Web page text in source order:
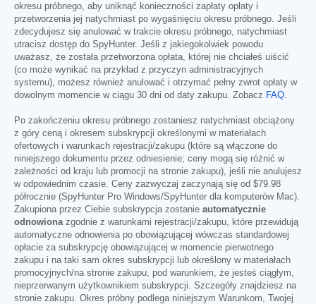
okresu próbnego, aby uniknąć konieczności zapłaty opłaty i
przetworzenia jej natychmiast po wygaśnięciu okresu próbnego. Jeśli
zdecydujesz się anulować w trakcie okresu próbnego, natychmiast
utracisz dostęp do SpyHunter. Jeśli z jakiegokolwiek powodu
uważasz, że została przetworzona opłata, której nie chciałeś uiścić
(co może wynikać na przykład z przyczyn administracyjnych
systemu), możesz również anulować i otrzymać pełny zwrot opłaty w
dowolnym momencie w ciągu 30 dni od daty zakupu. Zobacz FAQ.
Po zakończeniu okresu próbnego zostaniesz natychmiast obciążony
z góry ceną i okresem subskrypcji określonymi w materiałach
ofertowych i warunkach rejestracji/zakupu (które są włączone do
niniejszego dokumentu przez odniesienie; ceny mogą się różnić w
zależności od kraju lub promocji na stronie zakupu), jeśli nie anulujesz
w odpowiednim czasie. Ceny zazwyczaj zaczynają się od $79.98
półrocznie (SpyHunter Pro Windows/SpyHunter dla komputerów Mac).
Zakupiona przez Ciebie subskrypcja zostanie automatycznie
odnowionazgodnie z warunkami rejestracji/zakupu, które przewidują
automatyczne odnowienia po obowiązującej wówczas standardowej
opłacie za subskrypcję obowiązującej w momencie pierwotnego
zakupu i na taki sam okres subskrypcji lub określony w materiałach
promocyjnych/na stronie zakupu, pod warunkiem, że jesteś ciągłym,
nieprzerwanym użytkownikiem subskrypcji. Szczegóły znajdziesz na
stronie zakupu. Okres próbny podlega niniejszym Warunkom, Twojej